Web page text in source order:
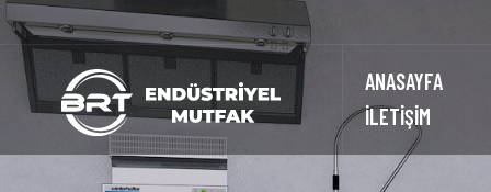
ANASAYFA
İLETİŞİM